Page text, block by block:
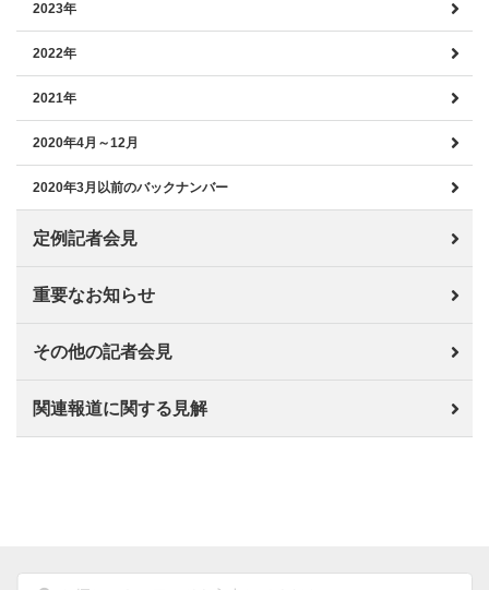
2023年
2022年
2021年
2020年4月～12月
2020年3月以前のバックナンバー
定例記者会見
重要なお知らせ
その他の記者会見
関連報道に関する見解